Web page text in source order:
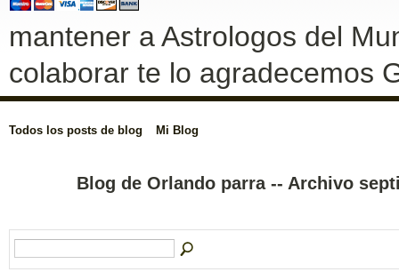
mantener a Astrologos del
colaborar te lo agradecemos
Todos los posts de blog Mi Blog
Blog de Orlando parra -- Archivo